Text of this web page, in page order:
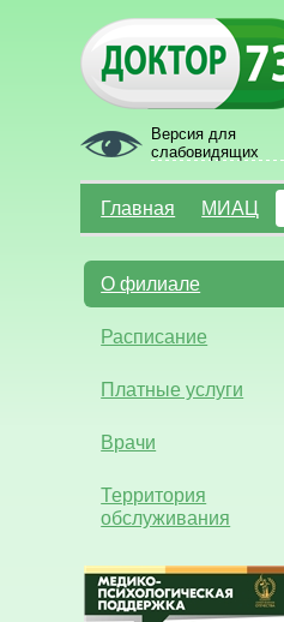
Версия для
слабовидящих
Главная МИАЦ
О филиале
Расписание
Платные услуги
Врачи
Территория
обслуживания